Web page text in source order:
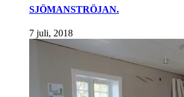
SJÖMANSTRÖJAN.
7 juli, 2018